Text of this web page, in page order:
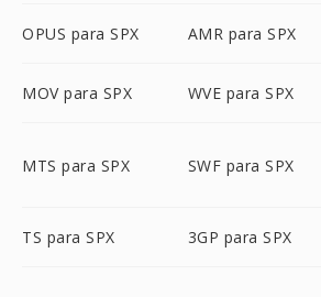
OPUS para SPX AMR para SPX
MOV para SPX WVE para SPX
MTS para SPX SWF para SPX
TS para SPX 3GP para SPX